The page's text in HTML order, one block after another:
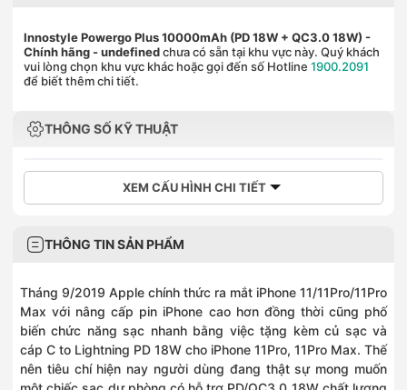
Innostyle Powergo Plus 10000mAh (PD 18W + QC3.0 18W) -
Chính hãng - undefinedchưa có sẵn tại khu vực này. Quý khách
vui lòng chọn khu vực khác hoặc gọi đến số Hotline 1900.2091
để biết thêm chi tiết.
THÔNG SỐ KỸ THUẬT
XEM CẤU HÌNH CHI TIẾT
THÔNG TIN SẢN PHẨM
Tháng 9/2019 Apple chính thức ra mắt iPhone 11/11Pro/11Pro
Max với nâng cấp pin iPhone cao hơn đồng thời cũng phố
biến chức năng sạc nhanh bằng việc tặng kèm củ sạc và
cáp C to Lightning PD 18W cho iPhone 11Pro, 11Pro Max. Thế
nên tiêu chí hiện nay người dùng đang thật sự mong muốn